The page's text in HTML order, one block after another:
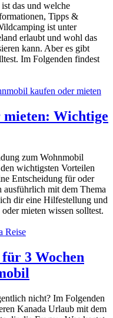
das und welche
Tipps &
ist unter
erlaubt und wohl das
kann. Aber es gibt
Im Folgenden findest
Wichtige
zum Wohnmobil
wichtigsten Vorteilen
Entscheidung für oder
mit dem Thema
dir eine Hilfestellung und
mieten wissen solltest.
3 Wochen
nicht? Im Folgenden
Kanada Urlaub mit dem